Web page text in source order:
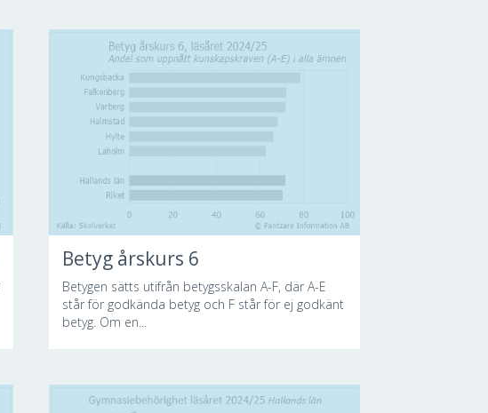
Betyg årskurs 6
Betygen sätts utifrån betygsskalan A-F, där A-E
står för godkända betyg och F står för ej godkänt
betyg. Om en...